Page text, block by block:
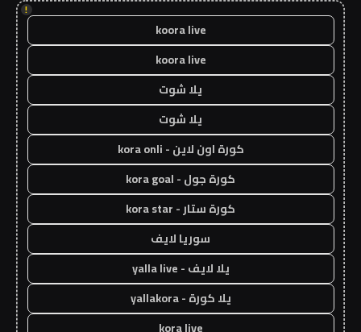
!
koora live
koora live
يلا شوت
يلا شوت
كورة اون لاين - kora onli
كورة جول - kora goal
كورة ستار - kora star
سوريا لايف
يلا لايف - yalla live
يلا كورة - yallakora